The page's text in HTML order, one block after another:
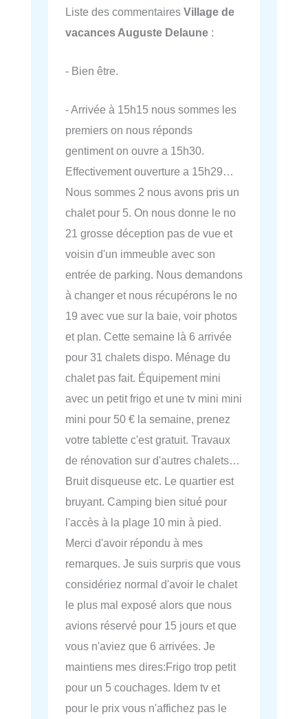
Liste des commentaires Village de
vacances Auguste Delaune :
- Bien être.
- Arrivée à 15h15 nous sommes les
premiers on nous réponds
gentiment on ouvre a 15h30.
Effectivement ouverture a 15h29…
Nous sommes 2 nous avons pris un
chalet pour 5. On nous donne le no
21 grosse déception pas de vue et
voisin d'un immeuble avec son
entrée de parking. Nous demandons
à changer et nous récupérons le no
19 avec vue sur la baie, voir photos
et plan. Cette semaine là 6 arrivée
pour 31 chalets dispo. Ménage du
chalet pas fait. Équipement mini
avec un petit frigo et une tv mini mini
mini pour 50 € la semaine, prenez
votre tablette c'est gratuit. Travaux
de rénovation sur d'autres chalets…
Bruit disqueuse etc. Le quartier est
bruyant. Camping bien situé pour
l'accès à la plage 10 min à pied.
Merci d'avoir répondu à mes
remarques. Je suis surpris que vous
considériez normal d'avoir le chalet
le plus mal exposé alors que nous
avions réservé pour 15 jours et que
vous n'aviez que 6 arrivées. Je
maintiens mes dires:Frigo trop petit
pour un 5 couchages. Idem tv et
pour le prix vous n'affichez pas le